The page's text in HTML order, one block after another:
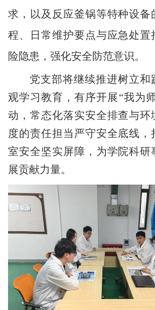
求，以及反应釜锅等特种设备
程、日常维护要点与应急处置
险隐患，强化安全防范意识。
党支部将继续推进树立和
观学习教育 ，有序开展“我为
动，常态化落实安全排查与环
度的责任担当严守安全底线，
室安全坚实屏障，为学院科研
展贡献力量。